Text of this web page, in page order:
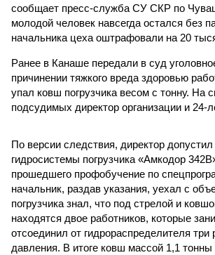
сообщает пресс-служба СУ СКР по
молодой человек навсегда остался без
начальника цеха оштрафовали на 20
Ранее в Канаше передали в суд
причинении тяжкого вреда здоровью
упал ковш погрузчика весом с тонну. На
подсудимых директор организации и 24-
По версии следствия, директор
гидросистемы погрузчика «Амкодор
прошедшего профобучение по
начальник, раздав указания, уехал с
погрузчика знал, что под стрелой и
находятся двое работников, которые
отсоединил от гидрораспределителя три
давления. В итоге ковш массой 1,1 тонны